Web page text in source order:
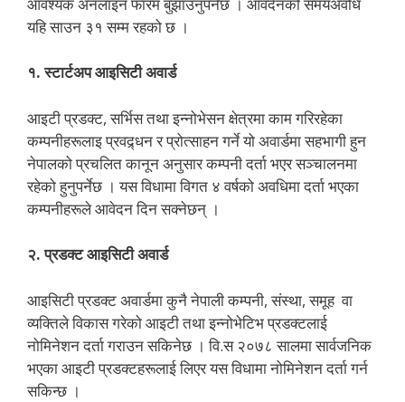
यहि साउन ३१ सम्म रहको छ ।
१. स्टार्टअप आइसिटी अवार्ड
आइटी प्रडक्ट, सर्भिस तथा इन्नोभेसन क्षेत्रमा काम गरिरहेका
कम्पनीहरूलाइ प्रवद्र्धन र प्रोत्साहन गर्ने यो अवार्डमा सहभागी हुन
नेपालको प्रचलित कानून अनुसार कम्पनी दर्ता भएर सञ्चालनमा
रहेको हुनुपर्नेछ । यस विधामा विगत ४ वर्षको अवधिमा दर्ता भएका
कम्पनीहरूले आवेदन दिन सक्नेछन् ।
२. प्रडक्ट आइसिटी अवार्ड
आइसिटी प्रडक्ट अवार्डमा कुनै नेपाली कम्पनी, संस्था, समूह वा
व्यक्तिले विकास गरेको आइटी तथा इन्नोभेटिभ प्रडक्टलाई
नोमिनेशन दर्ता गराउन सकिनेछ । वि.स २०७८ सालमा सार्वजनिक
भएका आइटी प्रडक्टहरूलाई लिएर यस विधामा नोमिनेशन दर्ता गर्न
सकिन्छ ।